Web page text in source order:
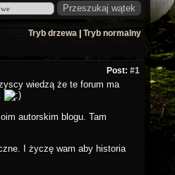
Tryb drzewa Tryb normalny
Post: #1
wiedzą że te forum ma
autorskim blogu. Tam
I życzę wam aby historia